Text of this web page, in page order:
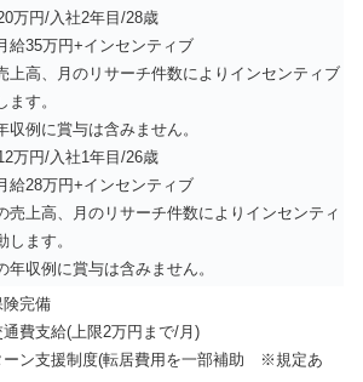
万円/入社2年目/28歳
給35万円+インセンティブ
上高、月のリサーチ件数によりインセンティブ
ます。
収例に賞与は含みません。
万円/入社1年目/26歳
給28万円+インセンティブ
上高、月のリサーチ件数によりインセンティ
します。
収例に賞与は含みません。
完備
費支給(上限2万円まで/月)
ーン支援制度(転居費用を一部補助 ※規定あ